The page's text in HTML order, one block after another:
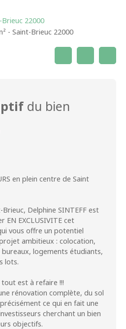
Brieuc 22000
- Saint-Brieuc 22000
du bien
en plein centre de Saint
Delphine SINTEFF est
EN EXCLUSIVITE cet
vous offre un potentiel
ambitieux : colocation,
logements étudiants,
lots.
est à refaire !!!
rénovation complète, du sol
ce qui en fait une
cherchant un bien
objectifs.